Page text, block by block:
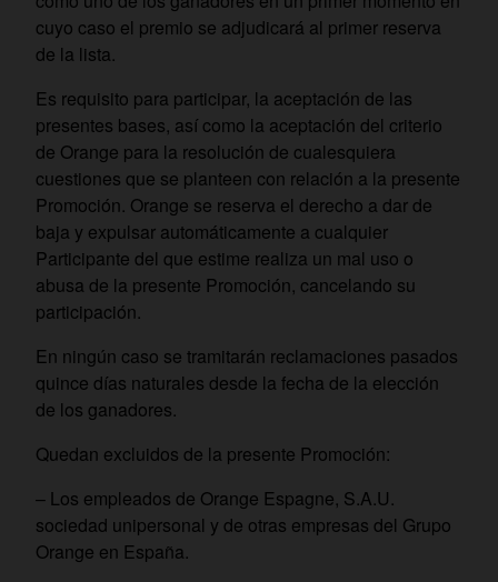
cuyo caso el premio se adjudicará al primer reserva
de la lista.
Es requisito para participar, la aceptación de las
presentes bases, así como la aceptación del criterio
de Orange para la resolución de cualesquiera
cuestiones que se planteen con relación a la presente
Promoción. Orange se reserva el derecho a dar de
baja y expulsar automáticamente a cualquier
Participante del que estime realiza un mal uso o
abusa de la presente Promoción, cancelando su
participación.
En ningún caso se tramitarán reclamaciones pasados
quince días naturales desde la fecha de la elección
de los ganadores.
Quedan excluidos de la presente Promoción:
– Los empleados de Orange Espagne, S.A.U.
sociedad unipersonal y de otras empresas del Grupo
Orange en España.